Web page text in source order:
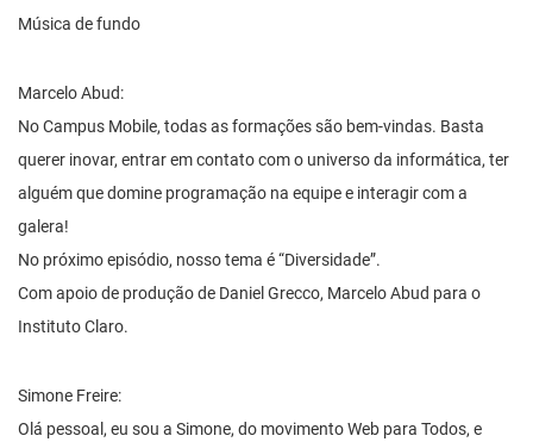
Música de fundo
Marcelo Abud:
No Campus Mobile, todas as formações são bem-vindas. Basta
querer inovar, entrar em contato com o universo da informática, ter
alguém que domine programação na equipe e interagir com a
galera!
No próximo episódio, nosso tema é “Diversidade”.
Com apoio de produção de Daniel Grecco, Marcelo Abud para o
Instituto Claro.
Simone Freire:
Olá pessoal, eu sou a Simone, do movimento Web para Todos, e